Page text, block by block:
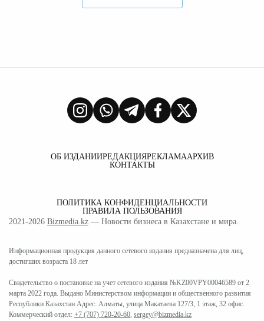
ОБ ИЗДАНИИРЕДАКЦИЯРЕКЛАМААРХИВ
КОНТАКТЫ
ПОЛИТИКА КОНФИДЕНЦИАЛЬНОСТИ
ПРАВИЛА ПОЛЬЗОВАНИЯ
2021-2026 Bizmedia.kz — Новости бизнеса в Казахстане и мира.
Информационная продукция данного сетевого издания предназначена для лиц,
достигших возраста 18 лет
Свидетельство о постановке на учет сетевого издания №KZ00VPY00046589 от 2
марта 2022 года. Выдано Министерством информации и общественного развития
Республики Казахстан Адрес: Алматы, улица Макатаева 127/3, 1 этаж, 32 офис.
Коммерческий отдел: +7 (707) 720-20-60, sergey@bizmedia.kz